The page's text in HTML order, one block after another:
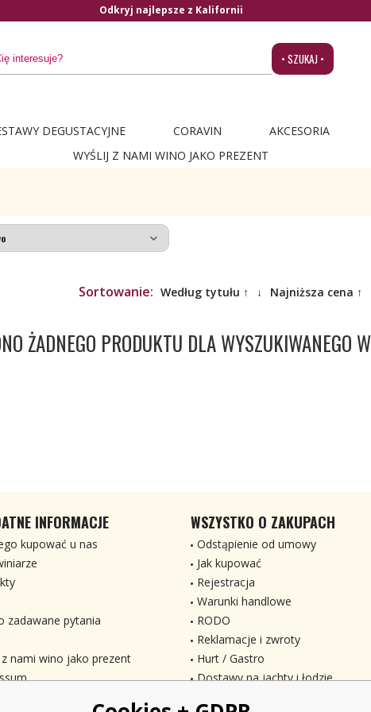
Odkryj najlepsze z Kalifornii
• SZUKAJ •
DEGUSTACYJNE CORAVIN AKCESORIA
WYŚLIJ Z NAMI WINO JAKO PREZENT
Sortowanie: Według tytułu ↑ ↓ Najniższa cena ↑
ŻADNEGO PRODUKTU DLA WYSZUKIWANEGO
INFORMACJE
kupować u nas
zadawane pytania
nami wino jako prezent
WSZYSTKO O ZAKUPACH
Odstąpienie od umowy
Jak kupować
Rejestracja
Warunki handlowe
RODO
Reklamacje i zwroty
Hurt / Gastro
Dostawy na jachty i łodzie